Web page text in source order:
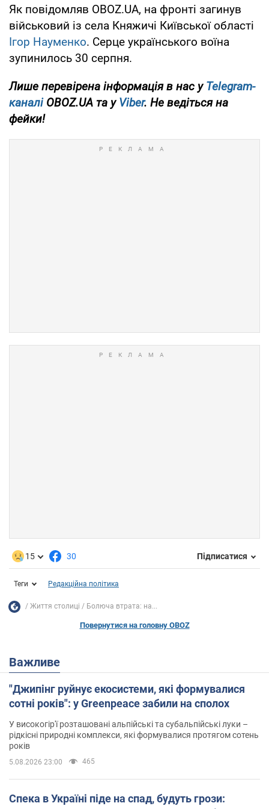
Як повідомляв OBOZ.UA, на фронті загинув
військовий із села Княжичі Київської області
Ігор Науменко. Серце українського воїна
зупинилось 30 серпня.
Лише перевірена інформація в нас уTelegram-
каналіOBOZ.UA та уViber. Не ведіться на
фейки!
15 30 Підписатися
Теги Редакційна політика
Життя столиці Болюча втрата: на...
Повернутися на головну OBOZ
Важливе
"Джипінг руйнує екосистеми, які формувалися
сотні років": у Greenpeace забили на сполох
У високогір'ї розташовані альпійські та субальпійські луки –
рідкісні природні комплекси, які формувалися протягом сотень
років
5.08.2026 23:00 465
Спека в Україні піде на спад, будуть грози: